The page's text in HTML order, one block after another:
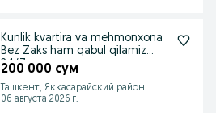
Kunlik kvartira va mehmonxona
Bez Zaks ham qabul qilamiz
24/7
200 000 сум
Ташкент, Яккасарайский район
06 августа 2026 г.